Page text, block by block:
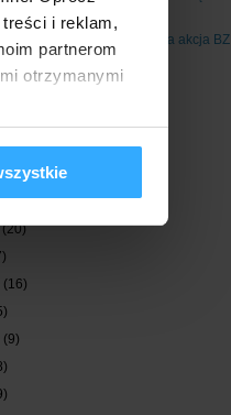
treści i reklam,
partnerom
otrzymanymi
i odbieraj zwrot. Nowa akcja BZ
kliknięcia premia 50 zł
(20)
(20)
(22)
(20)
(16)
(9)